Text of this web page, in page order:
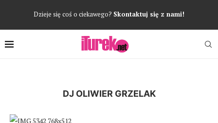
Dzieje się coś o ciekawego? Skontaktuj się z nami!
DJ OLIWIER GRZELAK